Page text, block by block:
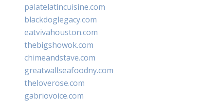
palatelatincuisine.com
blackdoglegacy.com
eatvivahouston.com
thebigshowok.com
chimeandstave.com
greatwallseafoodny.com
theloverose.com
gabriovoice.com